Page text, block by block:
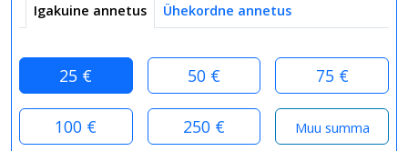
Igakuine annetus Ühekordne annetus
25 € 50 € 75 €
100 € 250 €